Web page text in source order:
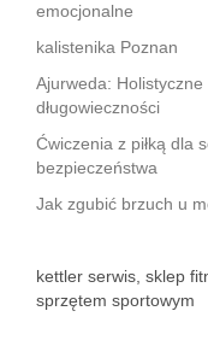
emocjonalne
kalistenika Poznan
Ajurweda:
długowieczności
Ćwiczenia z piłką dla
bezpieczeństwa
Jak zgubić brzuch u
kettler serwis, sklep
sprzętem sportowym